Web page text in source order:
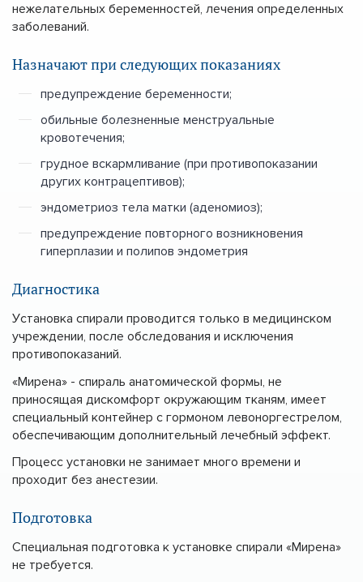
нежелательных беременностей, лечения определенных
заболеваний.
Назначают при следующих показаниях
предупреждение беременности;
обильные болезненные менструальные
кровотечения;
грудное вскармливание (при противопоказании
других контрацептивов);
эндометриоз тела матки (аденомиоз);
предупреждение повторного возникновения
гиперплазии и полипов эндометрия
Диагностика
Установка спирали проводится только в медицинском
учреждении, после обследования и исключения
противопоказаний.
«Мирена» - спираль анатомической формы, не
приносящая дискомфорт окружающим тканям, имеет
специальный контейнер с гормоном левоноргестрелом,
обеспечивающим дополнительный лечебный эффект.
Процесс установки не занимает много времени и
проходит без анестезии.
Подготовка
Специальная подготовка к установке спирали «Мирена»
не требуется.